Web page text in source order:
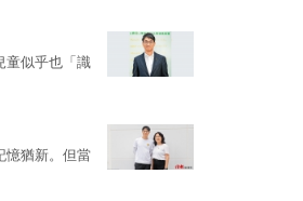
童似乎也「識
憶猶新。但當